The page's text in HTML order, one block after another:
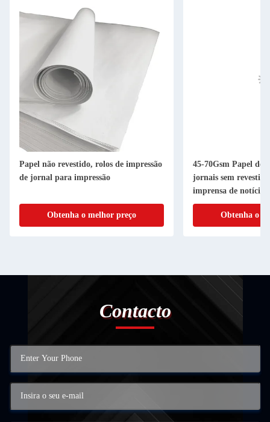
Papel não revestido, rolos de impressão
de jornal para impressão
Obtenha o melhor preço
45-70Gsm Papel de
jornais sem
imprensa de notícias
Obtenha o
Contacto